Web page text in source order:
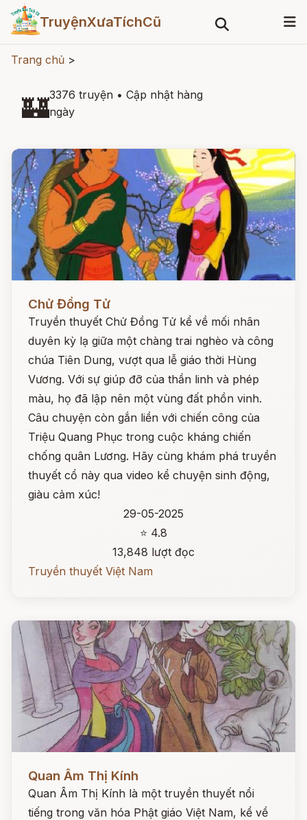
TruyệnXưaTíchCũ
Trang chủ >
🏰3376 truyện • Cập nhật hàng
ngày
Chử Đồng Tử
Truyền thuyết Chử Đồng Tử kể về mối nhân
duyên kỳ lạ giữa một chàng trai nghèo và công
chúa Tiên Dung, vượt qua lễ giáo thời Hùng
Vương. Với sự giúp đỡ của thần linh và phép
màu, họ đã lập nên một vùng đất phồn vinh.
Câu chuyện còn gắn liền với chiến công của
Triệu Quang Phục trong cuộc kháng chiến
chống quân Lương. Hãy cùng khám phá truyền
thuyết cổ này qua video kể chuyện sinh động,
giàu cảm xúc!
29-05-2025
⭐ 4.8
13,848 lượt đọc
Truyền thuyết Việt Nam
Quan Âm Thị Kính
Quan Âm Thị Kính là một truyền thuyết nổi
tiếng trong văn hóa Phật giáo Việt Nam, kể về